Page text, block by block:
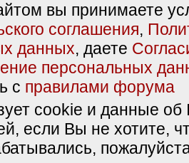
вы принимаете
соглашения,
данных, даете
персональных
с правилами форума
cookie и данные об
если Вы не хотите,